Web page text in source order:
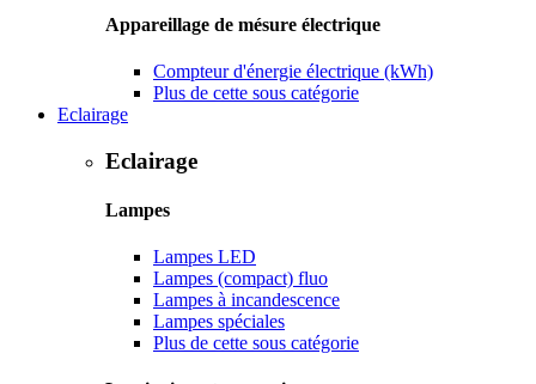
Appareillage de mésure électrique
Compteur d'énergie électrique (kWh)
Plus de cette sous catégorie
Eclairage
Eclairage
Lampes
Lampes LED
Lampes (compact) fluo
Lampes à incandescence
Lampes spéciales
Plus de cette sous catégorie